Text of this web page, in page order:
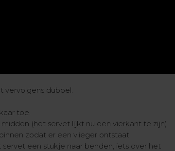
vervolgens dubbel.
toe.
(het servet lijkt nu een vierkant te zijn).
zodat er een vlieger ontstaat.
een stukje naar benden, iets over het